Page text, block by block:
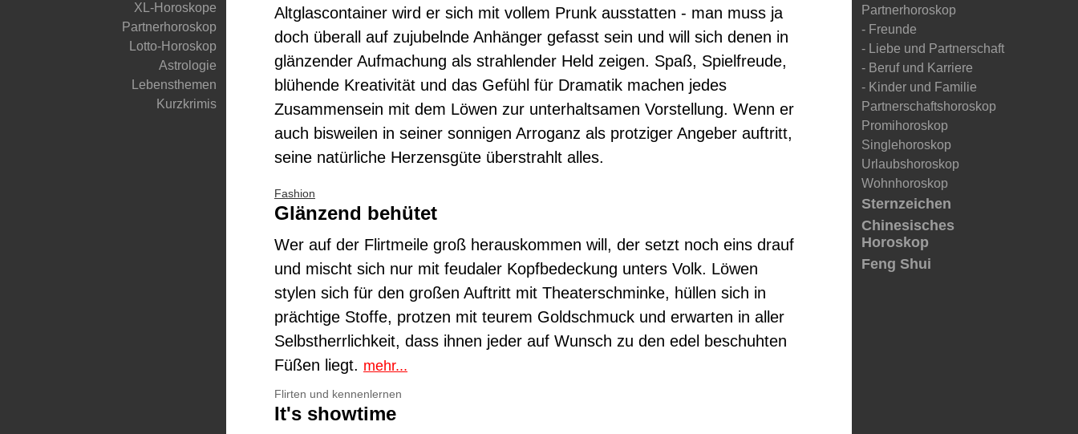
XL-Horoskope
Partnerhoroskop
Lotto-Horoskop
Astrologie
Lebensthemen
Kurzkrimis
Partnerhoroskop
- Freunde
- Liebe und Partnerschaft
- Beruf und Karriere
- Kinder und Familie
Partnerschaftshoroskop
Promihoroskop
Singlehoroskop
Urlaubshoroskop
Wohnhoroskop
Sternzeichen
Chinesisches
Horoskop
Feng Shui
Altglascontainer wird er sich mit vollem Prunk ausstatten - man muss ja
doch überall auf zujubelnde Anhänger gefasst sein und will sich denen in
glänzender Aufmachung als strahlender Held zeigen. Spaß, Spielfreude,
blühende Kreativität und das Gefühl für Dramatik machen jedes
Zusammensein mit dem Löwen zur unterhaltsamen Vorstellung. Wenn er
auch bisweilen in seiner sonnigen Arroganz als protziger Angeber auftritt,
seine natürliche Herzensgüte überstrahlt alles.
Fashion
Glänzend behütet
Wer auf der Flirtmeile groß herauskommen will, der setzt noch eins drauf
und mischt sich nur mit feudaler Kopfbedeckung unters Volk. Löwen
stylen sich für den großen Auftritt mit Theaterschminke, hüllen sich in
prächtige Stoffe, protzen mit teurem Goldschmuck und erwarten in aller
Selbstherrlichkeit, dass ihnen jeder auf Wunsch zu den edel beschuhten
Füßen liegt. mehr...
Flirten und kennenlernen
It's showtime